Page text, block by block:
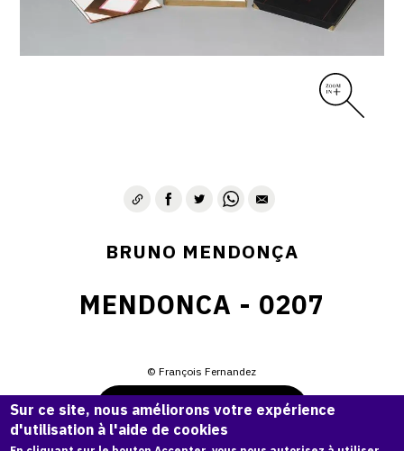
BRUNO MENDONÇA
MENDONCA - 0207
© François Fernandez
Demande d'information
Sur ce site, nous améliorons votre expérience
d'utilisation à l'aide de cookies